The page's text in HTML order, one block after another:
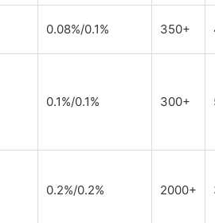
0.08%/0.1% 350+
0.1%/0.1% 300+
0.2%/0.2% 2000+